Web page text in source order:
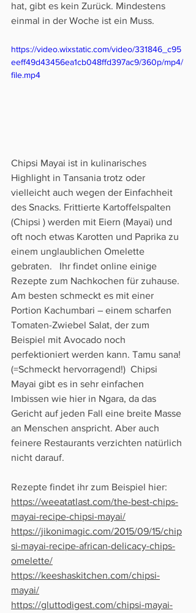
hat, gibt es kein Zurück. Mindestens
einmal in der Woche ist ein Muss.
https://video.wixstatic.com/video/331846_c95
eeff49d43456ea1cb048ffd397ac9/360p/mp4/
file.mp4
Chipsi Mayai ist in kulinarisches
Highlight in Tansania trotz oder
vielleicht auch wegen der Einfachheit
des Snacks. Frittierte Kartoffelspalten
(Chipsi ) werden mit Eiern (Mayai) und
oft noch etwas Karotten und Paprika zu
einem unglaublichen Omelette
gebraten.   Ihr findet online einige
Rezepte zum Nachkochen für zuhause.
Am besten schmeckt es mit einer
Portion Kachumbari – einem scharfen
Tomaten-Zwiebel Salat, der zum
Beispiel mit Avocado noch
perfektioniert werden kann. Tamu sana!
(=Schmeckt hervorragend!)  Chipsi
Mayai gibt es in sehr einfachen
Imbissen wie hier in Ngara, da das
Gericht auf jeden Fall eine breite Masse
an Menschen anspricht. Aber auch
feinere Restaurants verzichten natürlich
nicht darauf.
Rezepte findet ihr zum Beispiel hier:
https://weeatatlast.com/the-best-chips-
mayai-recipe-chipsi-mayai/
https://jikonimagic.com/2015/09/15/chip
si-mayai-recipe-african-delicacy-chips-
omelette/
https://keeshaskitchen.com/chipsi-
mayai/
https://gluttodigest.com/chipsi-mayai-